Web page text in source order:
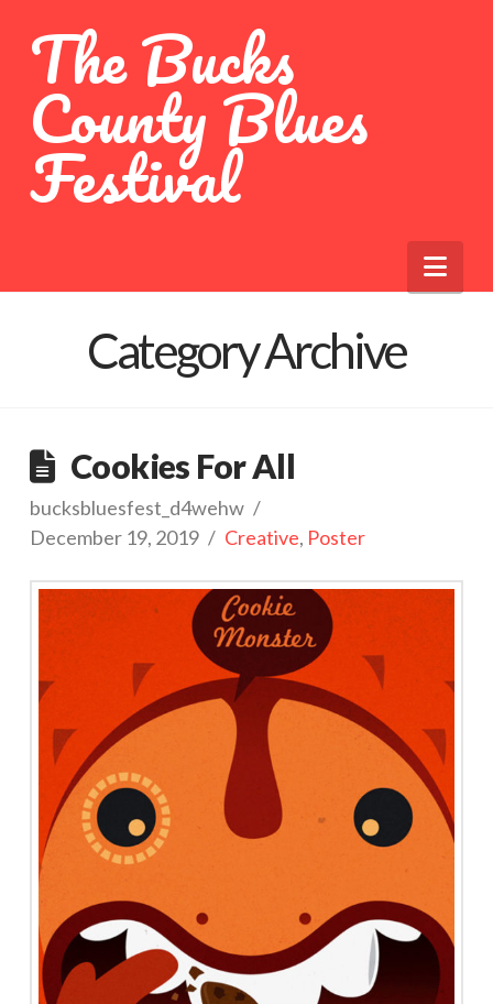
The Bucks
County Blues
Festival
Category Archive
Cookies For All
bucksbluesfest_d4wehw
December 19, 2019
Creative, Poster